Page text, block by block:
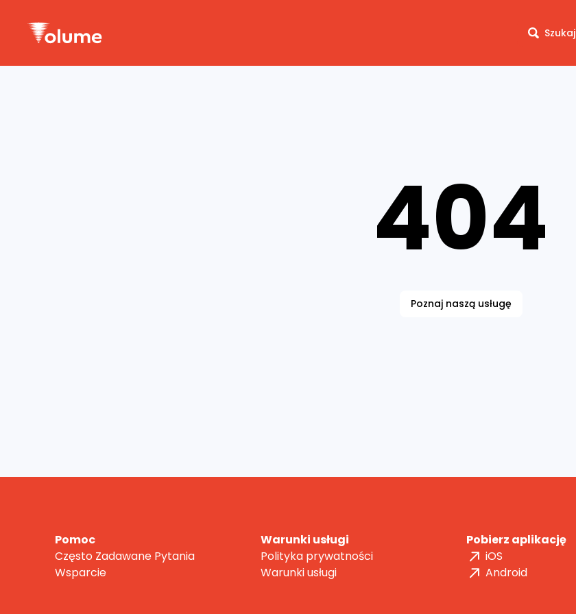
Szukaj
404
Poznaj naszą usługę
Pomoc
Często Zadawane Pytania
Wsparcie
Warunki usługi
Polityka prywatności
Warunki usługi
Pobierz aplikację
iOS
Android